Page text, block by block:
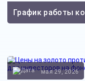
График работы
мая 29, 2026